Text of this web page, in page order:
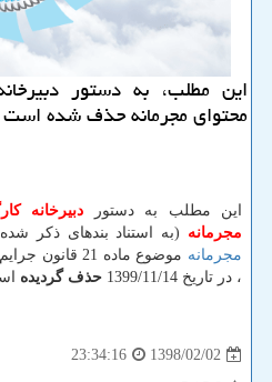
این مطلب، به دستور
محتوای مجرمانه حذف شده است
این مطلب به دستور دبیرخانه
مجرمانه (به استناد بندهای ذکر
مجرمانه
موضوع ماده 21
، در تاریخ 1399/11/14
حذف گردیده
1398/02/02
23:34:16